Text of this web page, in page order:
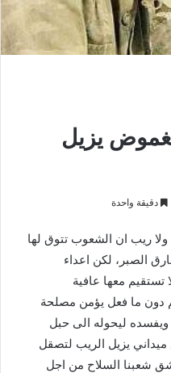
يزيل
دقيقة واحدة
ولا ريب ان الشعوب تتوق لها
الصبر، لكن اعداء
معها عافية
دون ما فعل يؤمن مصلحة
ليحوله الى حبل
يزيل الريب لتصقل
شعبنا السلاح من اجل